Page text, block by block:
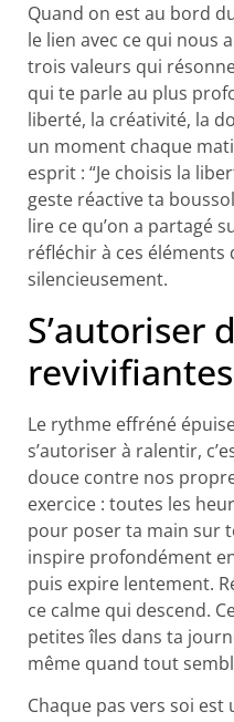
Quand on est au bord
le lien avec ce qui nous
trois valeurs qui
qui te parle au plus
liberté, la créativité, la
un moment chaque
esprit : “Je choisis la
geste réactive ta
lire ce qu’on a partagé
réfléchir à ces éléments
silencieusement.
S’autoriser
revivifiantes
Le rythme effréné
s’autoriser à ralentir,
douce contre nos
exercice : toutes les
pour poser ta main sur
inspire profondément
puis expire lentement.
ce calme qui descend.
petites îles dans ta
même quand tout
Chaque pas vers soi est